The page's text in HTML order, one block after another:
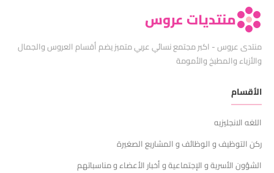
منتديات عروس
منتدى عروس - اكبر مجتمع نسائي عربي متميز يضم أقسام العروس والجمال
والأزياء والمطبخ والأمومة
الأقسام
اللغه الانجليزيه
ركن التوظيف و الوظائف و المشاريع الصغيرة
الشؤون الأسرية و الإجتماعية و أخبار الأعضاء و مناسباتهم